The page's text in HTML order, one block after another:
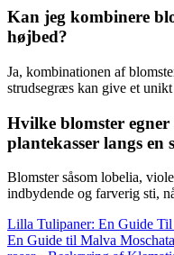
Kan jeg kombinere
højbed?
Ja, kombinationen af
strudsegræs kan give et
Hvilke blomster
plantekasser langs en
Blomster såsom lobelia,
indbydende og farverig sti,
Lilla Tulipaner: En Guide
En Guide til Malva Moschata